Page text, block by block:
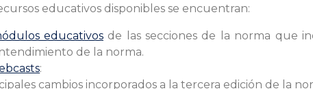
educativos disponibles se encuentran:
educativosde las secciones de la norma que
de la norma.
:
cambios incorporados a la tercera edición de la